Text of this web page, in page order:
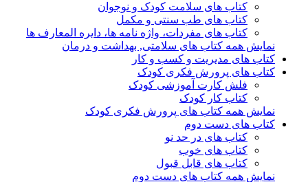
کتاب های سلامت کودک و نوجوان
کتاب های طب سنتی و مکمل
کتاب های مفردات، واژه نامه ها، دایره المعارف ها
نمایش همه کتاب های سلامتی, بهداشت و درمان
کتاب های مدیریت و کسب و کار
کتاب های پرورش فکری کودک
فلش کارت آموزشی کودک
کتاب کار کودک
نمایش همه کتاب های پرورش فکری کودک
کتاب های دست دوم
کتاب های در حد نو
کتاب های خوب
کتاب های قابل قبول
نمایش همه کتاب های دست دوم